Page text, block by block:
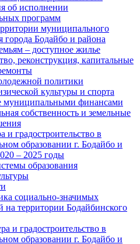
об исполнении
программ
муниципального
города Бодайбо и района
– доступное жилье
реконструкция, капитальные
политики
культуры и спорта
муниципальными финансами
собственность и земельные
и градостроительство в
образовании г. Бодайбо и
– 2025 годы
образования
социально-значимых
на территории Бодайбинского
и градостроительство в
образовании г. Бодайбо и